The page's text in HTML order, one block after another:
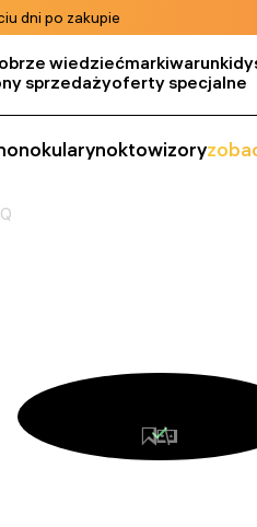
dni po zakupie
wiedziećmarkiwarunki
sprzedażyoferty specjalne
noktowizory